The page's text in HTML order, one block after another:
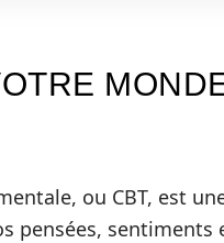
ou CBT, est
pensées,